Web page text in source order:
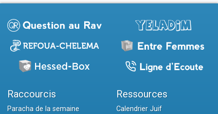
Raccourcis
Paracha de la semaine
Ressources
Calendrier Juif